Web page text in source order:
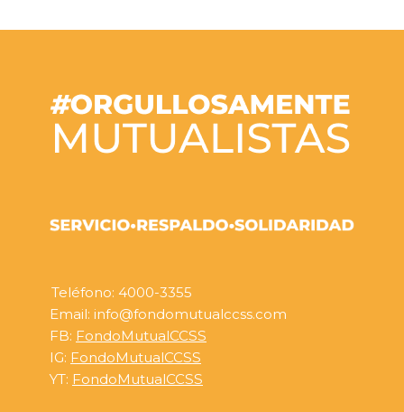
Teléfono: 4000-3355
Email: info@fondomutualccss.com
FB: FondoMutualCCSS
IG: FondoMutualCCSS
YT: FondoMutualCCSS